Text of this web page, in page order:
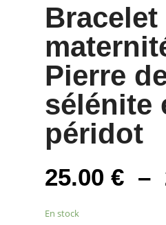
Bracelet
Pierre
sélénite
péridot
25.00 € –
En stock